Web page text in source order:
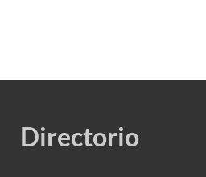
Directorio